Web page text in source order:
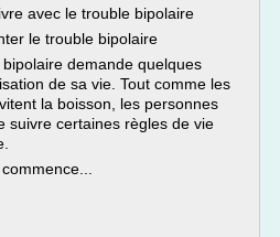
avec le trouble bipolaire
le trouble bipolaire
demande quelques
de sa vie. Tout comme les
la boisson, les personnes
suivre certaines règles de vie